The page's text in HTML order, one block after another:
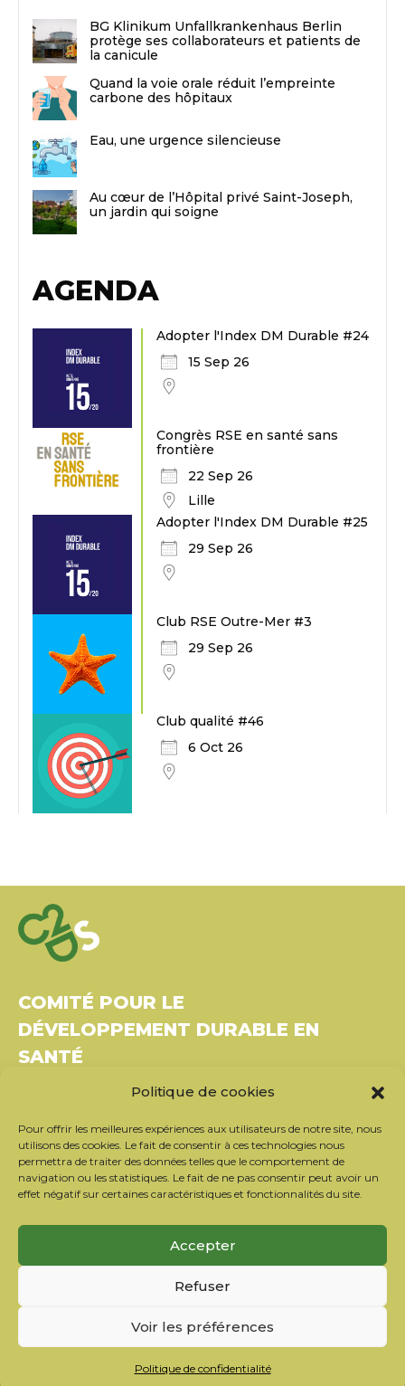
Politique de cookies
Pour offrir les meilleures expériences aux utilisateurs de notre site, nous
utilisons des cookies. Le fait de consentir à ces technologies nous
permettra de traiter des données telles que le comportement de
navigation ou les statistiques. Le fait de ne pas consentir peut avoir un
effet négatif sur certaines caractéristiques et fonctionnalités du site.
Accepter
Refuser
Voir les préférences
Politique de confidentialité
BG Klinikum Unfallkrankenhaus Berlin
protège ses collaborateurs et patients de
la canicule
Quand la voie orale réduit l’empreinte
carbone des hôpitaux
Eau, une urgence silencieuse
Au cœur de l’Hôpital privé Saint-Joseph,
un jardin qui soigne
AGENDA
Adopter l'Index DM Durable #24
15 Sep 26
Congrès RSE en santé sans
frontière
22 Sep 26
Lille
Adopter l'Index DM Durable #25
29 Sep 26
Club RSE Outre-Mer #3
29 Sep 26
Club qualité #46
6 Oct 26
COMITÉ POUR LE
DÉVELOPPEMENT DURABLE EN
SANTÉ
Bâtiment Le Rubixco, 1 rue Bernard Maris
Tél. : 06 26 49 36 81 – contact@c2ds.eu
TwitterLinkedIn
Youtube
S’inscrire à la newsletter
Nos partenaires
Mentions légales
Politique de confidentialité
Politique de cookies